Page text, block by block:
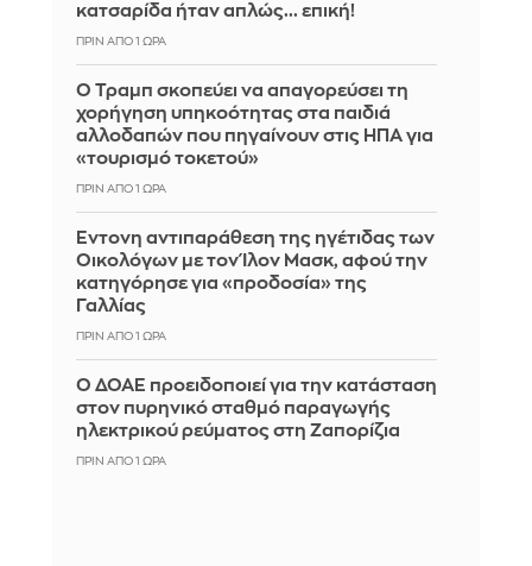
κατσαρίδα ήταν απλώς... επική!
ΠΡΙΝ ΑΠΌ 1 ΏΡΑ
Ο Τραμπ σκοπεύει να απαγορεύσει τη
χορήγηση υπηκοότητας στα παιδιά
αλλοδαπών που πηγαίνουν στις ΗΠΑ για
«τουρισμό τοκετού»
ΠΡΙΝ ΑΠΌ 1 ΏΡΑ
Έντονη αντιπαράθεση της ηγέτιδας των
Οικολόγων με τον Ίλον Μασκ, αφού την
κατηγόρησε για «προδοσία» της
Γαλλίας
ΠΡΙΝ ΑΠΌ 1 ΏΡΑ
Ο ΔΟΑΕ προειδοποιεί για την κατάσταση
στον πυρηνικό σταθμό παραγωγής
ηλεκτρικού ρεύματος στη Ζαπορίζια
ΠΡΙΝ ΑΠΌ 1 ΏΡΑ